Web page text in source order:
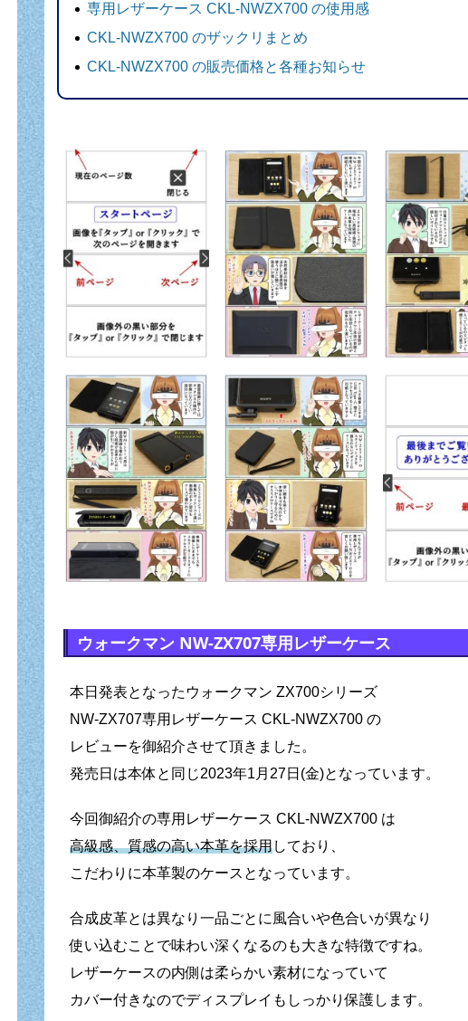
専用レザーケース CKL-NWZX700 の使用感
CKL-NWZX700 のザックリまとめ
CKL-NWZX700 の販売価格と各種お知らせ
ウォークマン NW-ZX707専用レザーケース
本日発表となったウォークマン ZX700シリーズ
NW-ZX707専用レザーケース CKL-NWZX700 の
レビューを御紹介させて頂きました。
発売日は本体と同じ2023年1月27日(金)となっています。
今回御紹介の専用レザーケース CKL-NWZX700 は
高級感、質感の高い本革を採用しており、
こだわりに本革製のケースとなっています。
合成皮革とは異なり一品ごとに風合いや色合いが異なり
使い込むことで味わい深くなるのも大きな特徴ですね。
レザーケースの内側は柔らかい素材になっていて
カバー付きなのでディスプレイもしっかり保護します。